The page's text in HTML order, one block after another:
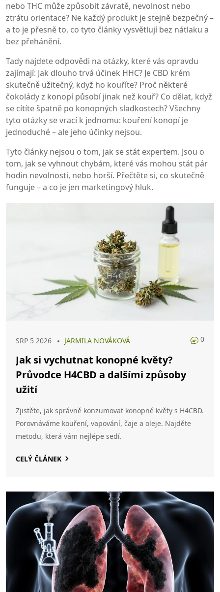
nebo THC může způsobit závratě, nevolnost nebo
ztrátu orientace? Ne každý produkt je stejně bezpečný –
a to je přesně to, co tyto články vysvětlují bez nátlaku a
bez přehánění.
Tady najdete odpovědi na otázky, které vás opravdu
zajímají: Jak dlouho trvá účinek HHC? Je CBD krém
skutečně užitečný, když ho kouříte? Proč některé
čokolády z konopí působí jinak než kouř? Co dělat, když
se cítíte špatně po konopných sladkostech? Všechny
tyto otázky se vrací k jednomu: kouření konopí je
jednoduché – ale jeho účinky nejsou.
Tyto články nejsou o tom, jak se stát expertem. Jsou o
tom, jak se vyhnout chybám, které vás mohou stát pár
hodin nevolnosti, nebo horší. Přečtěte si, co skutečně
funguje – a co je jen marketingový hluk.
SRP 5 2026 JARMILA NOVÁKOVÁ 0
Jak si vychutnat konopné květy?
Průvodce H4CBD a dalšími způsoby
užití
Zjistěte, jak správně konzumovat konopné květy s H4CBD.
Porovnáváme kouření, vapování, čaje a oleje. Najděte
metodu, která vám nejlépe sedí.
CELÝ ČLÁNEK